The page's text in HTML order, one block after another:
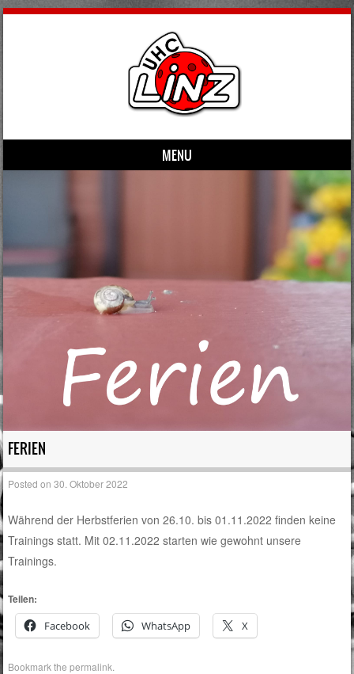
MENU
FERIEN
Posted on30. Oktober 2022
Während der Herbstferien von 26.10. bis 01.11.2022 finden keine
Trainings statt. Mit 02.11.2022 starten wie gewohnt unsere
Trainings.
Teilen:
Facebook
WhatsApp X
Bookmark thepermalink